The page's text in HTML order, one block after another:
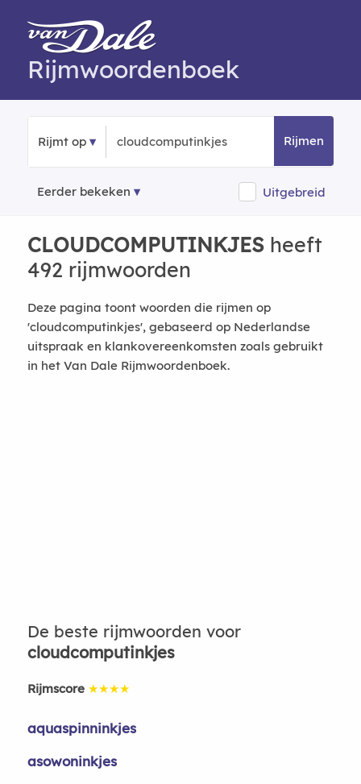
Rijmwoordenboek
Rijmt op Rijmen
Eerder bekeken Uitgebreid
CLOUDCOMPUTINKJESheeft
492 rijmwoorden
Deze pagina toont woorden die rijmen op
'cloudcomputinkjes', gebaseerd op Nederlandse
uitspraak en klankovereenkomsten zoals gebruikt
in het Van Dale Rijmwoordenboek.
De beste rijmwoorden voor
cloudcomputinkjes
Rijmscore ★★★★
aquaspinninkjes
asowoninkjes